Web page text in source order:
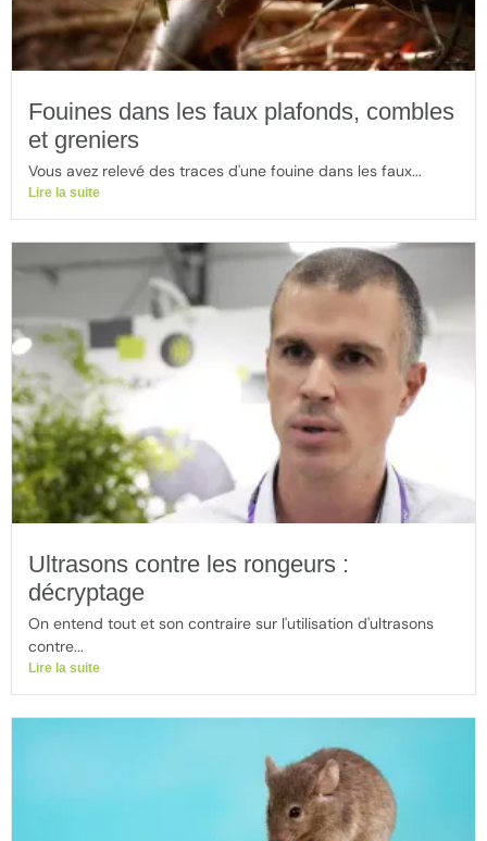
Fouines dans les faux plafonds, combles
et greniers
Vous avez relevé des traces d'une fouine dans les faux...
Lire la suite
Ultrasons contre les rongeurs :
décryptage
On entend tout et son contraire sur l'utilisation d'ultrasons
contre...
Lire la suite